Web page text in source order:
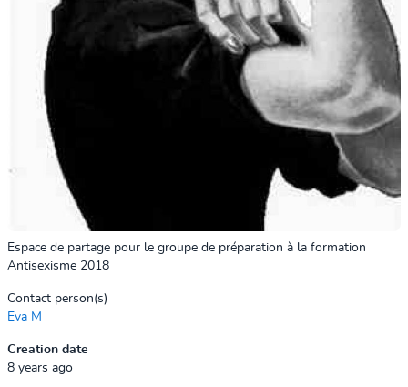
Espace de partage pour le groupe de préparation à la formation
Antisexisme 2018
Contact person(s)
Eva M
Creation date
8 years ago